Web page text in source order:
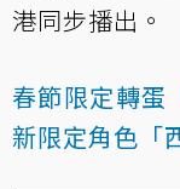
港同步播出。
春節限定轉蛋
新限定角色「